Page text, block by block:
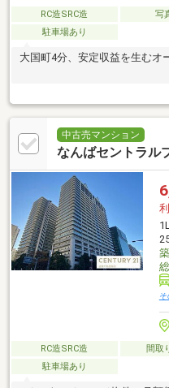
RC造SRC造 写
駐車場あり
大国町4分、安定収益を生むオ
中古売マンション
なんばセントラル
RC造SRC造 間取
駐車場あり